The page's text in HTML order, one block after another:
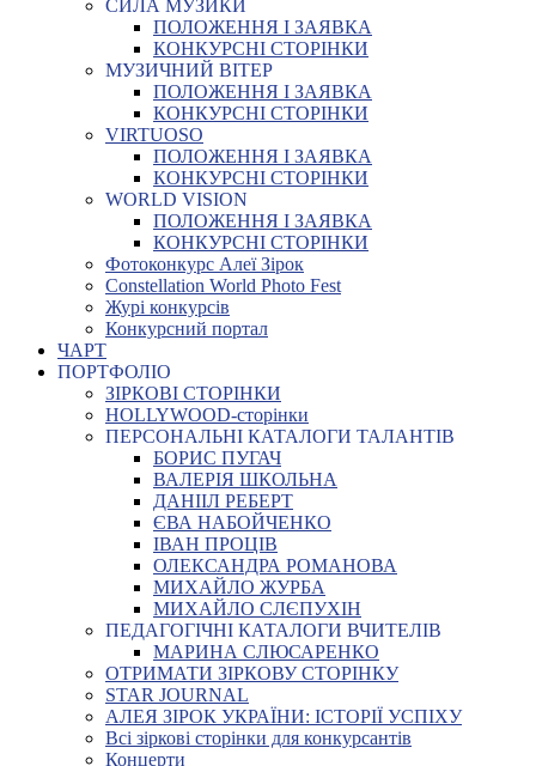
СИЛА МУЗИКИ
ПОЛОЖЕННЯ І ЗАЯВКА
КОНКУРСНІ СТОРІНКИ
МУЗИЧНИЙ ВІТЕР
ПОЛОЖЕННЯ І ЗАЯВКА
КОНКУРСНІ СТОРІНКИ
VIRTUOSO
ПОЛОЖЕННЯ І ЗАЯВКА
КОНКУРСНІ СТОРІНКИ
WORLD VISION
ПОЛОЖЕННЯ І ЗАЯВКА
КОНКУРСНІ СТОРІНКИ
Фотоконкурс Алеї Зірок
Constellation World Photo Fest
Журі конкурсів
Конкурсний портал
ЧАРТ
ПОРТФОЛІО
ЗІРКОВІ СТОРІНКИ
HOLLYWOOD-сторінки
ПЕРСОНАЛЬНІ КАТАЛОГИ ТАЛАНТІВ
БОРИС ПУГАЧ
ВАЛЕРІЯ ШКОЛЬНА
ДАНІІЛ РЕБЕРТ
ЄВА НАБОЙЧЕНКО
ІВАН ПРОЦІВ
ОЛЕКСАНДРА РОМАНОВА
МИХАЙЛО ЖУРБА
МИХАЙЛО СЛЄПУХІН
ПЕДАГОГІЧНІ КАТАЛОГИ ВЧИТЕЛІВ
МАРИНА СЛЮСАРЕНКО
ОТРИМАТИ ЗІРКОВУ СТОРІНКУ
STAR JOURNAL
АЛЕЯ ЗІРОК УКРАЇНИ: ІСТОРІЇ УСПІХУ
Всі зіркові сторінки для конкурсантів
Концерти